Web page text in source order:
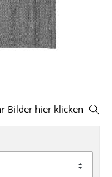
Bilder hier klicken